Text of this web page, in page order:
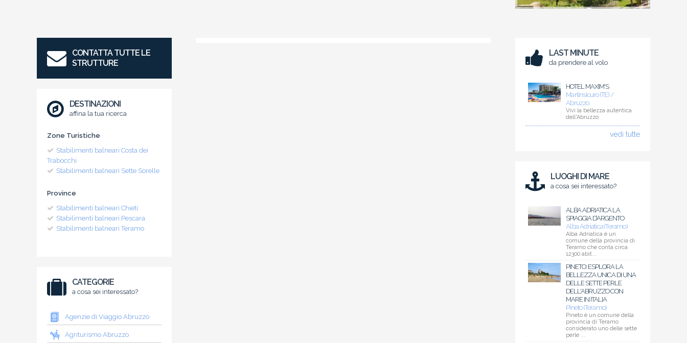
CONTATTA TUTTE LE
STRUTTURE
DESTINAZIONI
affina la tua ricerca
Zone Turistiche
Stabilimenti balneari Costa dei
Trabocchi
Stabilimenti balneari Sette Sorelle
Province
Stabilimenti balneari Chieti
Stabilimenti balneari Pescara
Stabilimenti balneari Teramo
CATEGORIE
a cosa sei interessato?
Agenzie di Viaggio Abruzzo
Agriturismo Abruzzo
LAST MINUTE
da prendere al volo
HOTEL MAXIM'S
Martinsicuro (TE) /
Abruzzo
Vivi la bellezza autentica
dell'Abruzzo
vedi tutte
LUOGHI DI MARE
a cosa sei interessato?
ALBA ADRIATICA LA
SPIAGGIA D’ARGENTO
Alba Adriatica (Teramo)
Alba Adriatica è un
comune della provincia di
Teramo che conta circa
12300 abit...
PINETO: ESPLORA LA
BELLEZZA UNICA DI UNA
DELLE SETTE PERLE
DELL'ABRUZZO CON
MARE IN ITALIA
Pineto (Teramo)
Pineto è un comune della
provincia di Teramo
considerato uno delle sette
perle ...